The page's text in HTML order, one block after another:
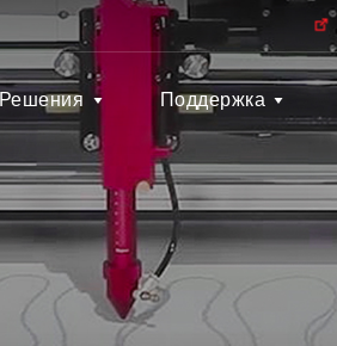
Решения Поддержка